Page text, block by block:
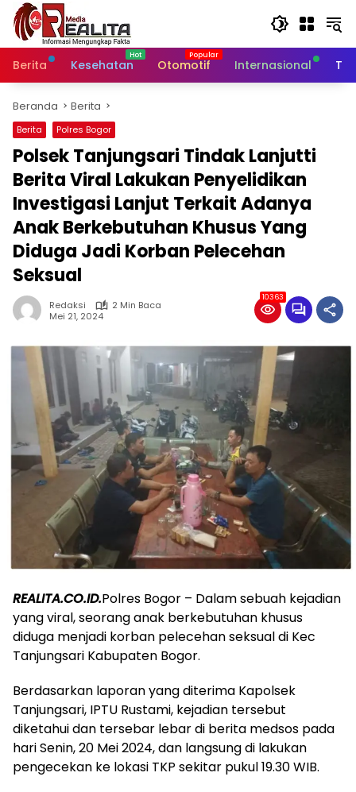
Langsung
konten
Berita
Kesehatan Otomotif Internasional
Beranda Berita
Berita Polres Bogor
Polsek Tanjungsari Tindak Lanjutti
Berita Viral Lakukan Penyelidikan
Investigasi Lanjut Terkait Adanya
Anak Berkebutuhan Khusus Yang
Diduga Jadi Korban Pelecehan
Seksual
Redaksi
2 Min Baca
Mei 21, 2024
10363
REALITA.CO.ID.Polres Bogor – Dalam sebuah kejadian
yang viral, seorang anak berkebutuhan khusus
diduga menjadi korban pelecehan seksual di Kec
Tanjungsari Kabupaten Bogor.
Berdasarkan laporan yang diterima Kapolsek
Tanjungsari, IPTU Rustami, kejadian tersebut
diketahui dan tersebar lebar di berita medsos pada
hari Senin, 20 Mei 2024, dan langsung di lakukan
pengecekan ke lokasi TKP sekitar pukul 19.30 WIB.